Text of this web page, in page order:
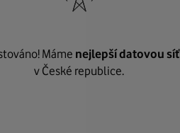
Máme nejlepší datovou síť
v České republice.